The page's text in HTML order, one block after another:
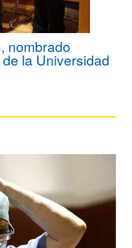
nombrado
la Universidad